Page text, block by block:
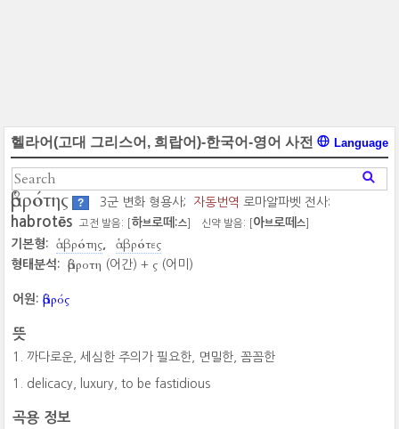
헬라어(고대 그리스어, 희랍어)-한국어-영어 사전 Language
ἁβρότης ? 3군 변화 형용사; 자동번역 로마알파벳 전사:
habrotēs 고전 발음: [ 하브로떼:스 신약 발음: [ 아브로떼스
기본형: ἁβρότης ἁβρότες
형태분석: ἁβροτη (어간) + ς (어미)
어원: ἁβρός
뜻
까다로운, 세심한 주의가 필요한, 면밀한, 꼼꼼한
delicacy, luxury, to be fastidious
곡용 정보